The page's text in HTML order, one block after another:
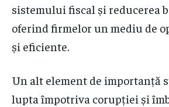
sistemului fiscal și reducerea
oferind firmelor un mediu de
și eficiente.
Un alt element de importanță
lupta împotriva corupției și